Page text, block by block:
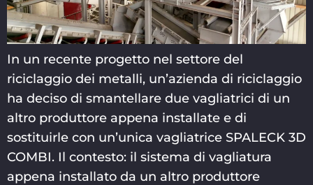
In un recente progetto nel settore del
riciclaggio dei metalli, un’azienda di riciclaggio
ha deciso di smantellare due vagliatrici di un
altro produttore appena installate e di
sostituirle con un’unica vagliatrice SPALECK 3D
COMBI. Il contesto: il sistema di vagliatura
appena installato da un altro produttore